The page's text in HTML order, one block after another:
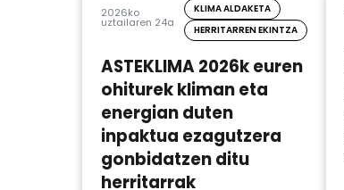
2026ko
uztailaren 24a
KLIMA ALDAKETA
HERRITARREN EKINTZA
ASTEKLIMA 2026k euren
ohiturek kliman eta
energian duten
inpaktua ezagutzera
gonbidatzen ditu
herritarrak